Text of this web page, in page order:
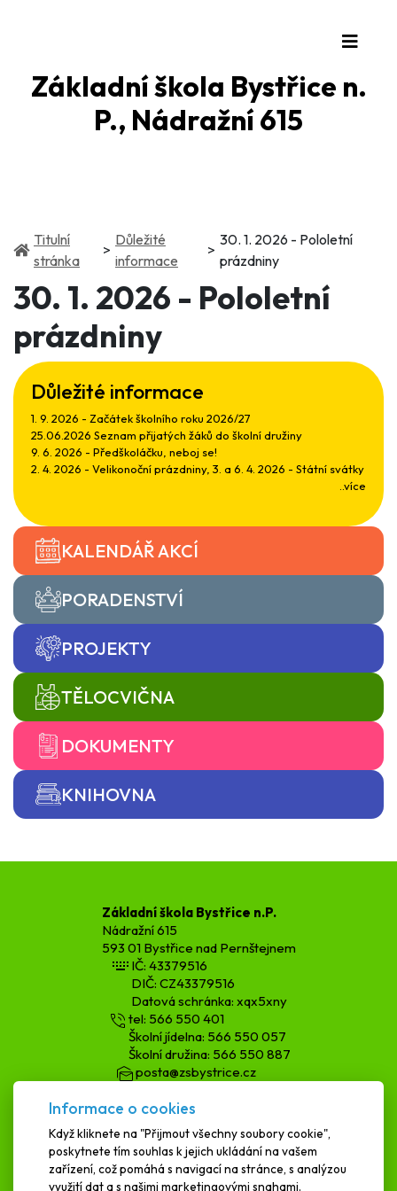
Základní škola Bystřice n.
P., Nádražní 615
Důležité informace
1. 9. 2026 - Začátek školního roku 2026/27
25.06.2026 Seznam přijatých žáků do školní družiny
9. 6. 2026 - Předškoláčku, neboj se!
2. 4. 2026 - Velikonoční prázdniny, 3. a 6. 4. 2026 - Státní svátky
..více
KALENDÁŘ AKCÍ
PORADENSTVÍ
PROJEKTY
TĚLOCVIČNA
DOKUMENTY
KNIHOVNA
Titulní
stránka(current)
Důležité
informace(current)
30. 1. 2026 - Pololetní
prázdniny
30. 1. 2026 - Pololetní
prázdniny
Základní škola Bystřice n.P.
Nádražní 615
593 01 Bystřice nad Pernštejnem
IČ: 43379516
DIČ: CZ43379516
Datová schránka: xqx5xny
tel: 566 550 401
Školní jídelna: 566 550 057
Školní družina: 566 550 887
posta@zsbystrice.cz
podatelna@zsbystrice.cz
SCHRÁNKA DŮVĚRY
Informace o cookies
Když kliknete na "Přijmout všechny soubory cookie",
poskytnete tím souhlas k jejich ukládání na vašem
zařízení, což pomáhá s navigací na stránce, s analýzou
využití dat a s našimi marketingovými snahami.